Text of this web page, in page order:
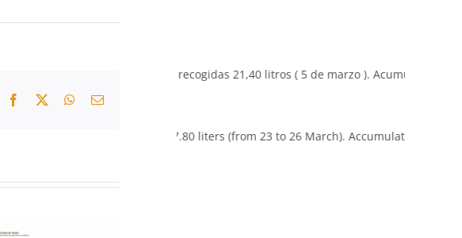
Facebook WhatsApp
Email
Últimas precipitaciones recogidas 21,40 litros ( 5 de marzo ). Acumulado en
Last rainfall collected 47.80 liters (from 23 to 26 March). Accumulated in campaign